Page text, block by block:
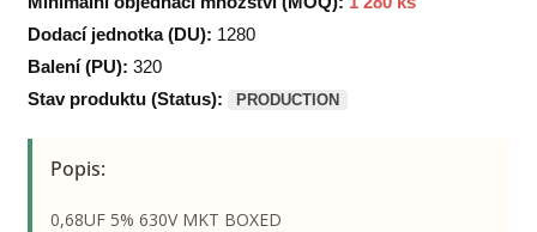
Dodací jednotka (DU): 1280
Balení (PU): 320
Stav produktu (Status):
PRODUCTION
Popis:
0,68UF 5% 630V MKT BOXED